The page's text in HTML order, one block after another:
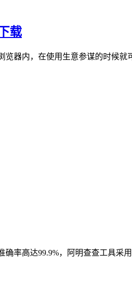
载
器内，在使用生意参谋的时候
率高达99.9%，阿明查查工具采